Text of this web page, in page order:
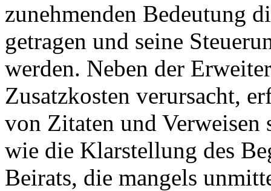
zunehmenden Bedeutung
getragen und seine
werden. Neben der
Zusatzkosten verursacht,
von Zitaten und Verweisen
wie die Klarstellung des
Beirats, die mangels